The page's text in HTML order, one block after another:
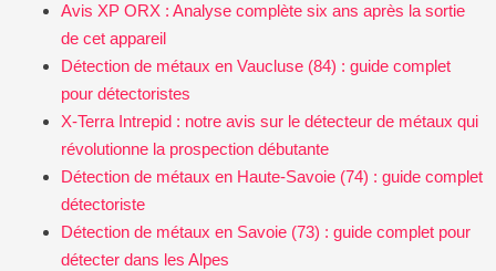
Avis XP ORX : Analyse complète six ans après la sortie
de cet appareil
Détection de métaux en Vaucluse (84) : guide complet
pour détectoristes
X-Terra Intrepid : notre avis sur le détecteur de métaux qui
révolutionne la prospection débutante
Détection de métaux en Haute-Savoie (74) : guide complet
détectoriste
Détection de métaux en Savoie (73) : guide complet pour
détecter dans les Alpes